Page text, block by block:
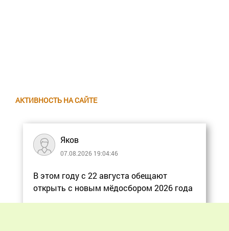
АКТИВНОСТЬ НА САЙТЕ
Яков
07.08.2026 19:04:46
В этом году с 22 августа обещают
открыть с новым мёдосбором 2026 года